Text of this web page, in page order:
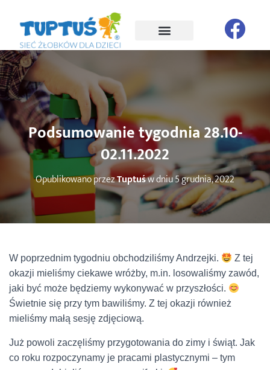
Podsumowanie tygodnia 28.10-
02.11.2022
Opublikowano przezTuptuśw dniu5 grudnia, 2022
W poprzednim tygodniu obchodziliśmy Andrzejki.
Z tej
okazji mieliśmy ciekawe wróżby, m.in. losowaliśmy zawód,
jaki być może będziemy wykonywać w przyszłości.
Świetnie się przy tym bawiliśmy. Z tej okazji również
mieliśmy małą sesję zdjęciową.
Już powoli zaczęliśmy przygotowania do zimy i świąt. Jak
co roku rozpoczynamy je pracami plastycznymi – tym